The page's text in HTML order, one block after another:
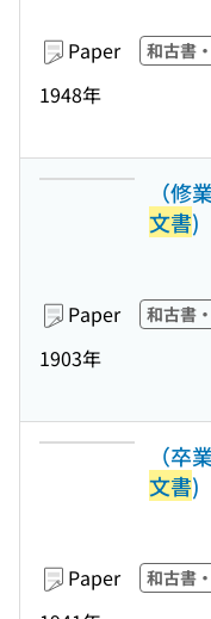
Paper 和古書
1948年
（修
文書)
Paper 和古書
1903年
（卒
文書)
Paper 和古書